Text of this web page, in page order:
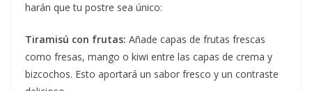
harán que tu postre sea único:
Tiramisú con frutas: Añade capas de frutas frescas
como fresas, mango o kiwi entre las capas de crema y
bizcochos. Esto aportará un sabor fresco y un contraste